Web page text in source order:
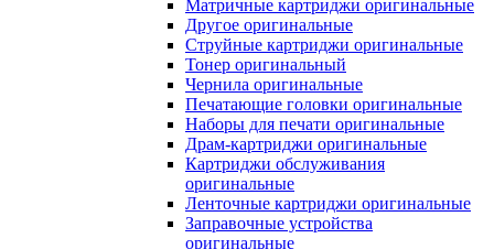
Матричные картриджи оригинальные
Другое оригинальные
Струйные картриджи оригинальные
Тонер оригинальный
Чернила оригинальные
Печатающие головки оригинальные
Наборы для печати оригинальные
Драм-картриджи оригинальные
Картриджи обслуживания
оригинальные
Ленточные картриджи оригинальные
Заправочные устройства
оригинальные